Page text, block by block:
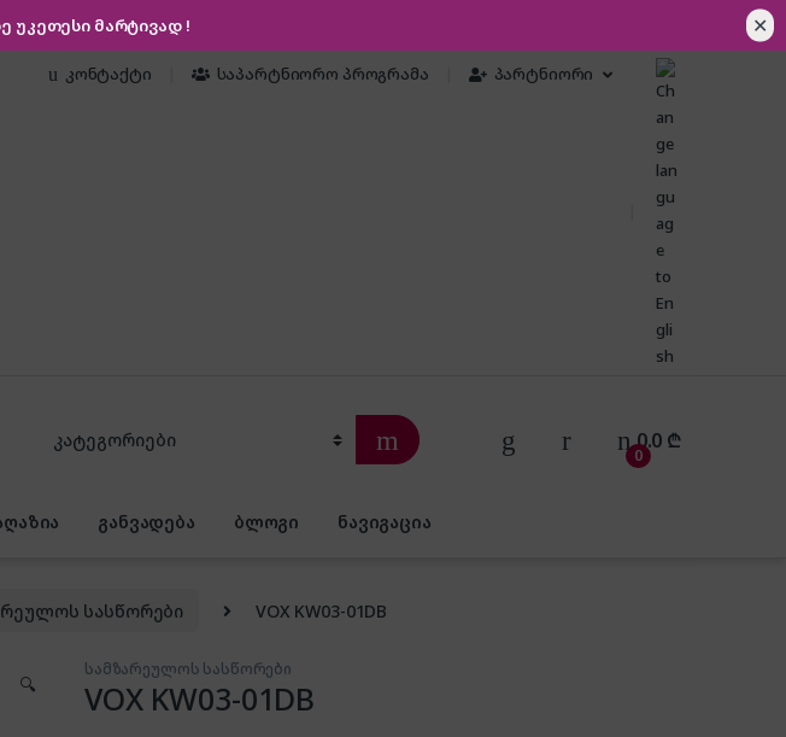
უკეთესი მარტივად ! ✕
კონტაქტი საპარტნიორო პროგრამა პარტნიორი
0
0.0 ₾
განვადება ბლოგი ნავიგაცია
სასწორები VOX KW03-01DB
🔍
სამზარეულოს სასწორები
VOX KW03-01DB